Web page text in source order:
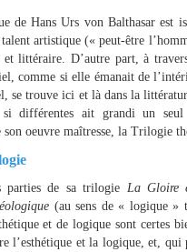
de Hans Urs von Balthasar est
artistique (« peut-être
et littéraire. D’autre part, à
comme si elle émanait de
se trouve ici et là dans la
si différentes ait grandi un
oeuvre maîtresse, la Trilogie
parties de sa trilogie La Gloire
(au sens de « logique »
et de logique sont certes
l’esthétique et la logique, et,